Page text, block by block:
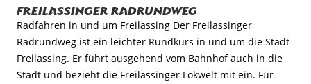
Freilassinger Radrundweg
Radfahren in und um Freilassing Der Freilassinger
Radrundweg ist ein leichter Rundkurs in und um die Stadt
Freilassing. Er führt ausgehend vom Bahnhof auch in die
Stadt und bezieht die Freilassinger Lokwelt mit ein. Für